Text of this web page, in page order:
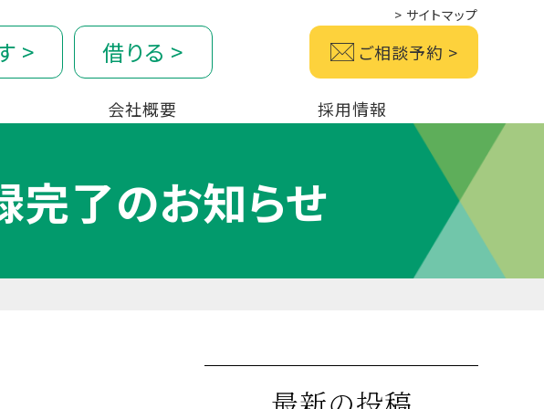
> サイトマップ
> 借りる > ご相談予約 >
会社概要 採用情報
了のお知らせ